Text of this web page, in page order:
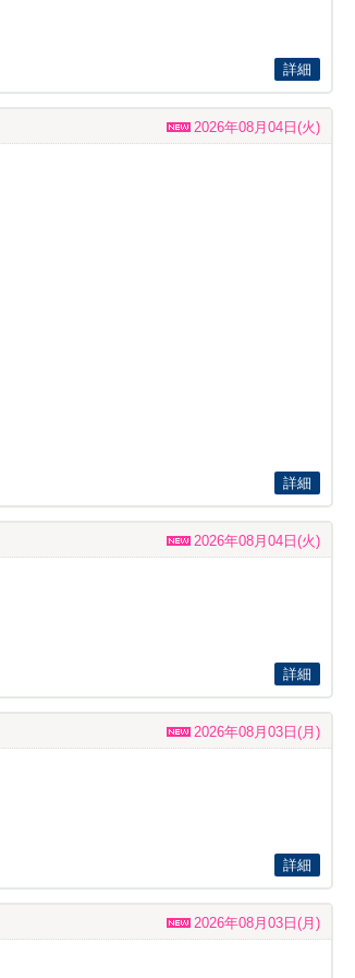
詳細
2026年08月04日(火)
詳細
2026年08月04日(火)
詳細
2026年08月03日(月)
詳細
2026年08月03日(月)